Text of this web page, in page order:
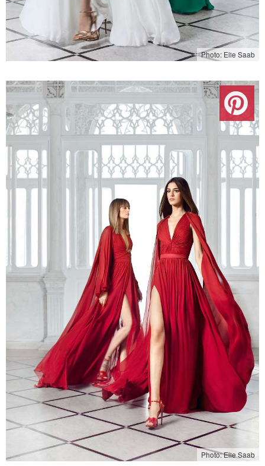
Photo: Elie Saab
Photo: Elie Saab